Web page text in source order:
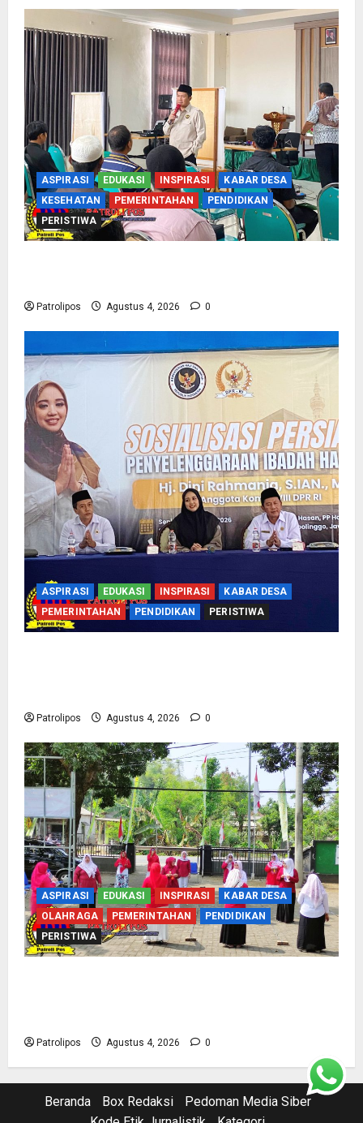
ASPIRASI EDUKASI INSPIRASI
KABAR DESA
KESEHATAN
PEMERINTAHAN
PENDIDIKAN
PERISTIWA
Patrolipos Agustus 4, 2026 0
ASPIRASI EDUKASI INSPIRASI
KABAR DESA
PEMERINTAHAN
PENDIDIKAN PERISTIWA
Patrolipos Agustus 4, 2026 0
ASPIRASI EDUKASI INSPIRASI
KABAR DESA
OLAHRAGA
PEMERINTAHAN
PENDIDIKAN
PERISTIWA
Patrolipos Agustus 4, 2026 0
Beranda Box Redaksi
Pedoman Media Siber